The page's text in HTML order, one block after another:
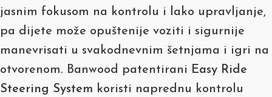
jasnim fokusom na kontrolu i lako upravljanje,
pa dijete može opuštenije voziti i sigurnije
manevrisati u svakodnevnim šetnjama i igri na
otvorenom. Banwood patentirani Easy Ride
Steering System koristi naprednu kontrolu